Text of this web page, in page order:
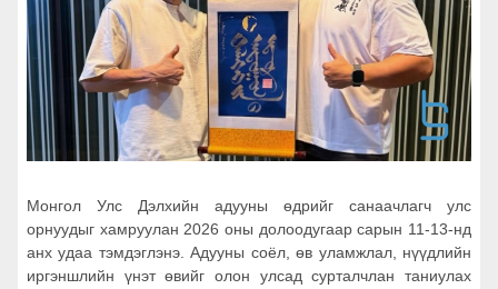
Монгол Улс Дэлхийн адууны өдрийг санаачлагч улс
орнуудыг хамруулан 2026 оны долоодугаар сарын 11-13-нд
анх удаа тэмдэглэнэ. Адууны соёл, өв уламжлал, нүүдлийн
иргэншлийн үнэт өвийг олон улсад сурталчлан таниулах